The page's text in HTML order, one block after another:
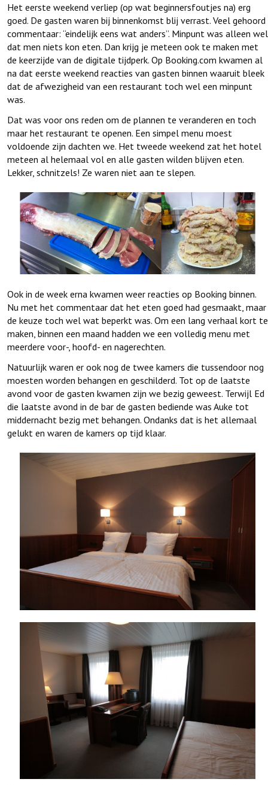
Het eerste weekend verliep (op wat beginnersfoutjes na) erg
goed. De gasten waren bij binnenkomst blij verrast. Veel gehoord
commentaar: “eindelijk eens wat anders”. Minpunt was alleen wel
dat men niets kon eten. Dan krijg je meteen ook te maken met
de keerzijde van de digitale tijdperk. Op Booking.com kwamen al
na dat eerste weekend reacties van gasten binnen waaruit bleek
dat de afwezigheid van een restaurant toch wel een minpunt
was.
Dat was voor ons reden om de plannen te veranderen en toch
maar het restaurant te openen. Een simpel menu moest
voldoende zijn dachten we. Het tweede weekend zat het hotel
meteen al helemaal vol en alle gasten wilden blijven eten.
Lekker, schnitzels! Ze waren niet aan te slepen.
Ook in de week erna kwamen weer reacties op Booking binnen.
Nu met het commentaar dat het eten goed had gesmaakt, maar
de keuze toch wel wat beperkt was. Om een lang verhaal kort te
maken, binnen een maand hadden we een volledig menu met
meerdere voor-, hoofd- en nagerechten.
Natuurlijk waren er ook nog de twee kamers die tussendoor nog
moesten worden behangen en geschilderd. Tot op de laatste
avond voor de gasten kwamen zijn we bezig geweest. Terwijl Ed
die laatste avond in de bar de gasten bediende was Auke tot
middernacht bezig met behangen. Ondanks dat is het allemaal
gelukt en waren de kamers op tijd klaar.